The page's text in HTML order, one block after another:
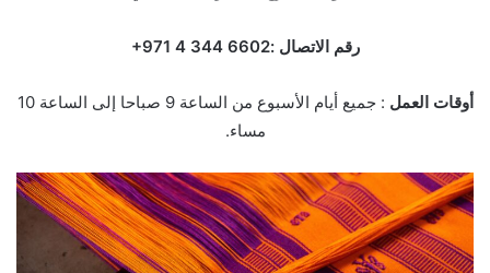
رقم الاتصال :‏‪+971 4 344 6602‬‏‬
أوقات العمل
: جميع أيام الأسبوع من الساعة 9 صباحا إلى الساعة 10
مساء.